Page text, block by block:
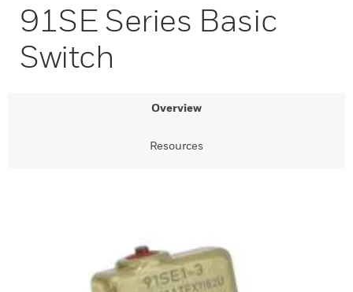
91SE Series Basic
Switch
Overview
Resources